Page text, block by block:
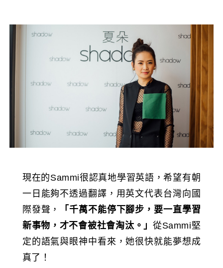
現在的Sammi很認真地學習英語，希望有朝
一日能夠不透過翻譯，用英文代表台灣向國
際發聲，
「千萬不能停下腳步，要一直學習
新事物，才不會被社會淘汰。」從Sammi堅
定的語氣與眼神中看來，她很快就能夢想成
真了！